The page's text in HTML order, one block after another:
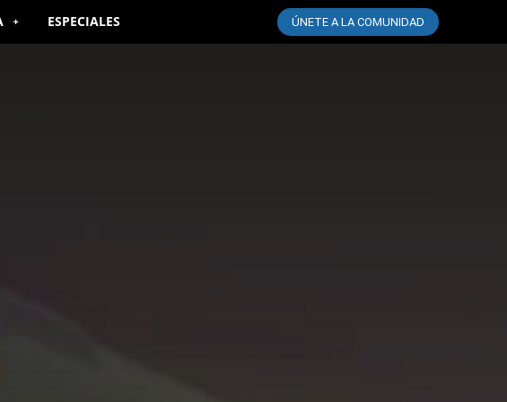
ESPECIALES ÚNETE A LA COMUNIDAD